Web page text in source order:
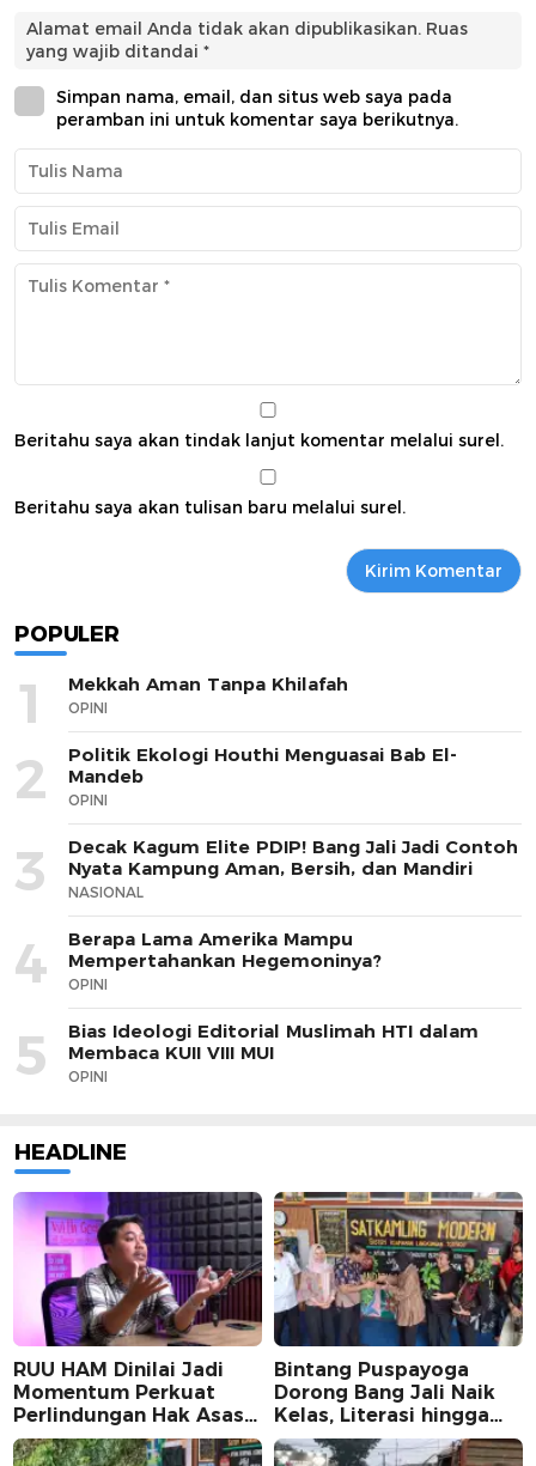
Alamat email Anda tidak akan dipublikasikan. Ruas
yang wajib ditandai *
Simpan nama, email, dan situs web saya pada
peramban ini untuk komentar saya berikutnya.
Beritahu saya akan tindak lanjut komentar melalui surel.
Beritahu saya akan tulisan baru melalui surel.
POPULER
1 Mekkah Aman Tanpa Khilafah
OPINI
2
Politik Ekologi Houthi Menguasai Bab El-
Mandeb
OPINI
3
Decak Kagum Elite PDIP! Bang Jali Jadi Contoh
Nyata Kampung Aman, Bersih, dan Mandiri
NASIONAL
4
Berapa Lama Amerika Mampu
Mempertahankan Hegemoninya?
OPINI
5
Bias Ideologi Editorial Muslimah HTI dalam
Membaca KUII VIII MUI
OPINI
HEADLINE
RUU HAM Dinilai Jadi
Momentum Perkuat
Perlindungan Hak Asasi
Manusia, Partisipasi
Publik Perlu
Bintang Puspayoga
Dorong Bang Jali Naik
Kelas, Literasi hingga
UMKM Digital Jadi
Fokus